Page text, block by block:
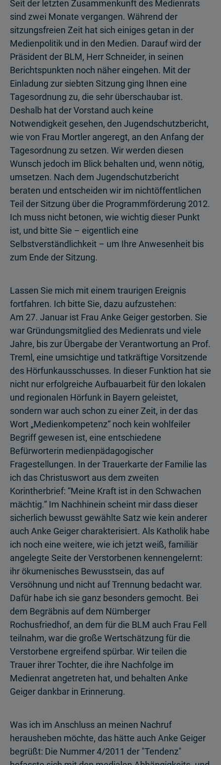
Seit der letzten Zusammenkunft des Medienrats
sind zwei Monate vergangen. Während der
sitzungsfreien Zeit hat sich einiges getan in der
Medienpolitik und in den Medien. Darauf wird der
Präsident der BLM, Herr Schneider, in seinen
Berichtspunkten noch näher eingehen. Mit der
Einladung zur siebten Sitzung ging Ihnen eine
Tagesordnung zu, die sehr überschaubar ist.
Deshalb hat der Vorstand auch keine
Notwendigkeit gesehen, den Jugendschutzbericht,
wie von Frau Mortler angeregt, an den Anfang der
Tagesordnung zu setzen. Wir werden diesen
Wunsch jedoch im Blick behalten und, wenn nötig,
umsetzen. Nach dem Jugendschutzbericht
beraten und entscheiden wir im nichtöffentlichen
Teil der Sitzung über die Programmförderung 2012.
Ich muss nicht betonen, wie wichtig dieser Punkt
ist, und bitte Sie – eigentlich eine
Selbstverständlichkeit – um Ihre Anwesenheit bis
zum Ende der Sitzung.
Lassen Sie mich mit einem traurigen Ereignis
fortfahren. Ich bitte Sie, dazu aufzustehen:
Am 27. Januar ist Frau Anke Geiger gestorben. Sie
war Gründungsmitglied des Medienrats und viele
Jahre, bis zur Übergabe der Verantwortung an Prof.
Treml, eine umsichtige und tatkräftige Vorsitzende
des Hörfunkausschusses. In dieser Funktion hat sie
nicht nur erfolgreiche Aufbauarbeit für den lokalen
und regionalen Hörfunk in Bayern geleistet,
sondern war auch schon zu einer Zeit, in der das
Wort „Medienkompetenz“ noch kein wohlfeiler
Begriff gewesen ist, eine entschiedene
Befürworterin medienpädagogischer
Fragestellungen. In der Trauerkarte der Familie las
ich das Christuswort aus dem zweiten
Korintherbrief: “Meine Kraft ist in den Schwachen
mächtig.“ Im Nachhinein scheint mir dass dieser
sicherlich bewusst gewählte Satz wie kein anderer
auch Anke Geiger charakterisiert. Als Katholik habe
ich noch eine weitere, wie ich jetzt weiß, familiär
angelegte Seite der Verstorbenen kennengelernt:
ihr ökumenisches Bewusstsein, das auf
Versöhnung und nicht auf Trennung bedacht war.
Dafür habe ich sie ganz besonders gemocht. Bei
dem Begräbnis auf dem Nürnberger
Rochusfriedhof, an dem für die BLM auch Frau Fell
teilnahm, war die große Wertschätzung für die
Verstorbene ergreifend spürbar. Wir teilen die
Trauer ihrer Tochter, die ihre Nachfolge im
Medienrat angetreten hat, und behalten Anke
Geiger dankbar in Erinnerung.
Was ich im Anschluss an meinen Nachruf
herausheben möchte, das hätte auch Anke Geiger
begrüßt: Die Nummer 4/2011 der "Tendenz"